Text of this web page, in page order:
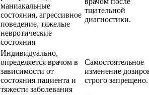
маниакальные
состояния, агрессивное
поведение, тяжелые
невротические
состояния
тщательной
диагностики.
Индивидуально,
определяется врачом в
зависимости от
состояния пациента и
тяжести заболевания
Самостоятельное
изменение
строго запрещено.